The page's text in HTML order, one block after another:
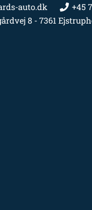
auto.dk
+45
8 - 7361